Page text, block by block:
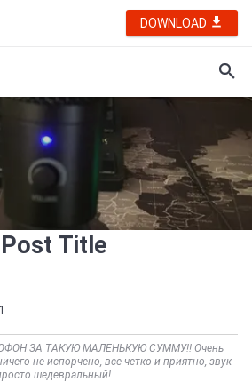
DOWNLOAD
Post Title
ЗА ТАКУЮ МАЛЕНЬКУЮ СУММУ!! Очень
не испорчено, все четко и приятно, звук
шедевральный!